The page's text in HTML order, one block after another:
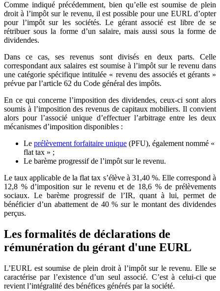
Comme indiqué précédemment, bien qu’elle est soumise de plein
droit à l’impôt sur le revenu, il est possible pour une EURL d’opter
pour l’impôt sur les sociétés. Le gérant associé est libre de se
rétribuer sous la forme d’un salaire, mais aussi sous la forme de
dividendes.
Dans ce cas, ses revenus sont divisés en deux parts. Celle
correspondant aux salaires est soumise à l’impôt sur le revenu dans
une catégorie spécifique intitulée « revenu des associés et gérants »
prévue par l’article 62 du Code général des impôts.
En ce qui concerne l’imposition des dividendes, ceux-ci sont alors
soumis à l’imposition des revenus de capitaux mobiliers. Il convient
alors pour l’associé unique d’effectuer l’arbitrage entre les deux
mécanismes d’imposition disponibles :
Le prélèvement forfaitaire unique (PFU), également nommé «
flat tax » ;
Le barème progressif de l’impôt sur le revenu.
Le taux applicable de la flat tax s’élève à 31,40 %. Elle correspond à
12,8 % d’imposition sur le revenu et de 18,6 % de prélèvements
sociaux. Le barème progressif de l’IR, quant à lui, permet de
bénéficier d’un abattement de 40 % sur le montant des dividendes
perçus.
Les formalités de déclarations de
rémunération du gérant d'une EURL
L’EURL est soumise de plein droit à l’impôt sur le revenu. Elle se
caractérise par l’existence d’un seul associé. C’est à celui-ci que
revient l’intégralité des bénéfices générés par la société.